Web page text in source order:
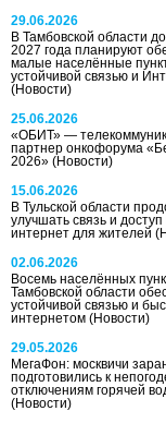
29.06.2026
В Тамбовской области
2027 года планируют
малые населённые
устойчивой связью и
(Новости)
25.06.2026
«ОБИТ» —
партнер онкофорума
2026» (Новости)
15.06.2026
В Тульской области
улучшать связь и доступ
интернет для жителей
02.06.2026
Восемь населённых
Тамбовской области
устойчивой связью и
интернетом (Новости)
29.05.2026
МегаФон: москвичи
подготовились к
отключениям горячей
(Новости)